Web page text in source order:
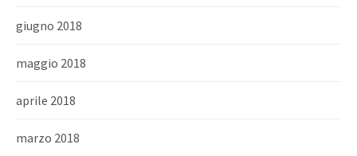
giugno 2018
maggio 2018
aprile 2018
marzo 2018